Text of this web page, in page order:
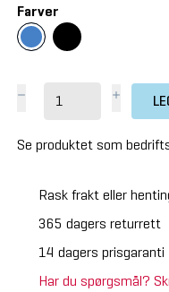
Farver
Se produktet som
Rask frakt eller
365 dagers returrett
14 dagers prisgaranti
Har du spørgsmål?